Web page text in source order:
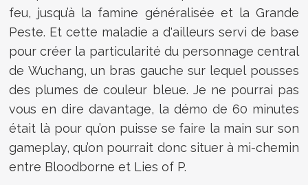
feu, jusqu’à la famine généralisée et la Grande
Peste. Et cette maladie a d'ailleurs servi de base
pour créer la particularité du personnage central
de Wuchang, un bras gauche sur lequel pousses
des plumes de couleur bleue. Je ne pourrai pas
vous en dire davantage, la démo de 60 minutes
était là pour qu’on puisse se faire la main sur son
gameplay, qu’on pourrait donc situer à mi-chemin
entre Bloodborne et Lies of P.